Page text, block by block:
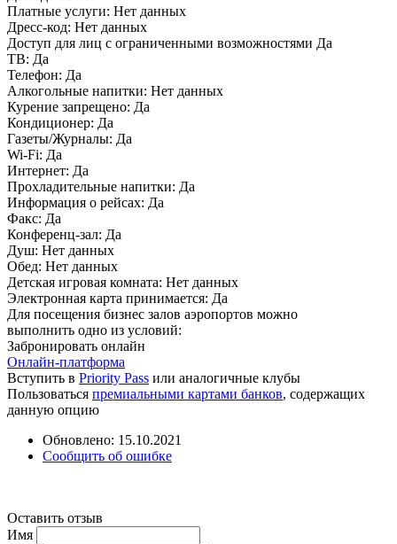
Платные услуги: Нет данных
Дресс-код: Нет данных
Доступ для лиц с ограниченными возможностями Да
ТВ: Да
Телефон: Да
Алкогольные напитки: Нет данных
Курение запрещено: Да
Кондиционер: Да
Газеты/Журналы: Да
Wi-Fi: Да
Интернет: Да
Прохладительные напитки: Да
Информация о рейсах: Да
Факс: Да
Конференц-зал: Да
Душ: Нет данных
Обед: Нет данных
Детская игровая комната: Нет данных
Электронная карта принимается: Да
Для посещения бизнес залов аэропортов можно
выполнить одно из условий:
Забронировать онлайн
Онлайн-платформа
Вступить в Priority Pass или аналогичные клубы
Пользоваться премиальными картами банков, содержащих
данную опцию
Обновлено: 15.10.2021
Сообщить об ошибке
Оставить отзыв
Имя